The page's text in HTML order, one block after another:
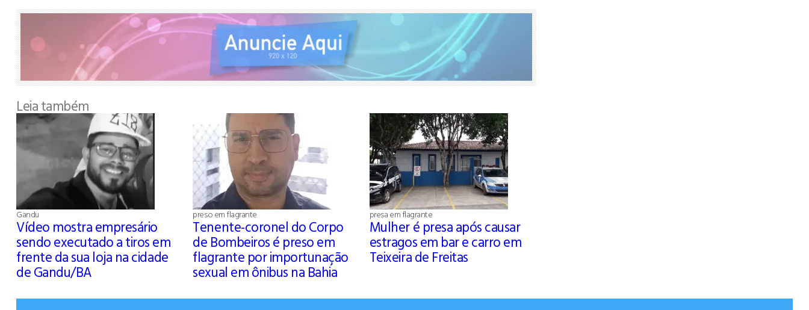
Leia também
Gandu
Vídeo mostra empresário
sendo executado a tiros em
frente da sua loja na cidade
de Gandu/BA
preso em flagrante
Tenente-coronel do Corpo
de Bombeiros é preso em
flagrante por importunação
sexual em ônibus na Bahia
presa em flagrante
Mulher é presa após causar
estragos em bar e carro em
Teixeira de Freitas